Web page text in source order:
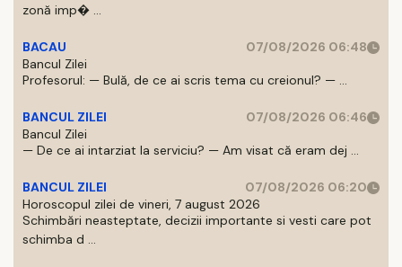
zonă imp� ...
BACAU
07/08/2026 06:48
Bancul Zilei
Profesorul: — Bulă, de ce ai scris tema cu creionul? — ...
BANCUL ZILEI
07/08/2026 06:46
Bancul Zilei
— De ce ai intarziat la serviciu? — Am visat că eram dej ...
BANCUL ZILEI
07/08/2026 06:20
Horoscopul zilei de vineri, 7 august 2026
Schimbări neasteptate, decizii importante si vesti care pot
schimba d ...